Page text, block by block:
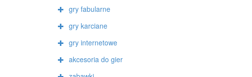
gry fabularne
gry karciane
gry internetowe
akcesoria do gier